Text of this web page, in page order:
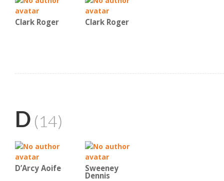
Clark Roger Clark Roger
D (14)
D’Arcy Aoife Sweeney
Dennis